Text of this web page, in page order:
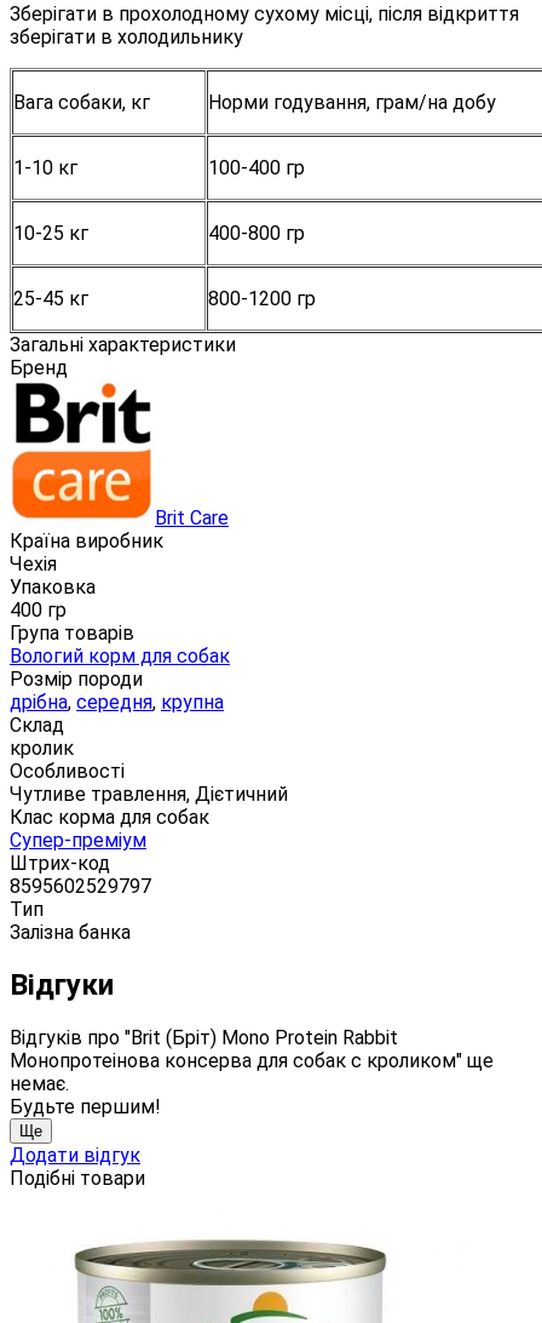
Зберігати в прохолодному сухому місці, після відкриття
зберігати в холодильнику
Вага собаки, кг Норми годування, грам/на добу
1-10 кг 100-400 гр
10-25 кг 400-800 гр
25-45 кг
800-1200 гр
Загальні характеристики
Бренд
Brit Care
Країна виробник
Чехія
Упаковка
400 гр
Група товарів
Вологий корм для собак
Розмір породи
дрібна, середня, крупна
Склад
кролик
Особливості
Чутливе травлення, Дієтичний
Клас корма для собак
Супер-преміум
Штрих-код
8595602529797
Тип
Залізна банка
Відгуки
Відгуків про "Brit (Бріт) Mono Protein Rabbit
Монопротеінова консерва для собак c кроликом" ще
немає.
Будьте першим!
Ще
Додати відгук
Подібні товари